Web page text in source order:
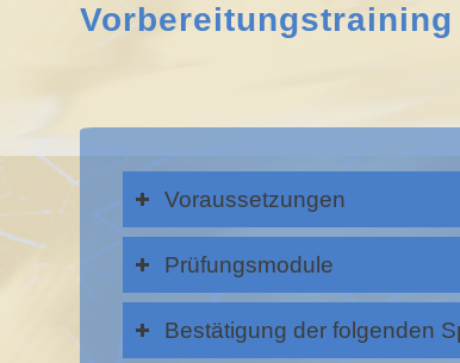
Voraussetzungen
Prüfungsmodule
Bestätigung der folgenden